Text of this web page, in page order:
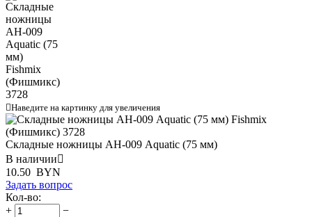
Наведите на картинку для увеличения
Складные ножницы АН-009 Aquatic (75 мм)
В наличии
10.50 BYN
Задать вопрос
Кол-во:
+
−